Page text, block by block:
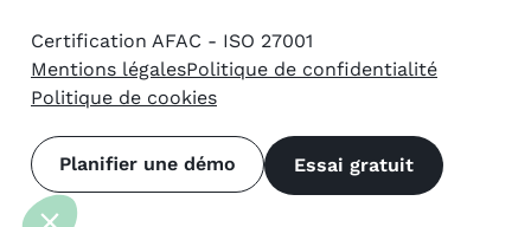
Certification AFAC - ISO 27001
Mentions légalesPolitique de confidentialité
Politique de cookies
Planifier une démo Essai gratuit